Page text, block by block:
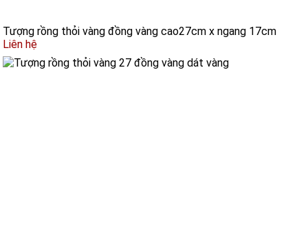
Tượng rồng thỏi vàng đồng vàng cao27cm x ngang 17cm
Liên hệ